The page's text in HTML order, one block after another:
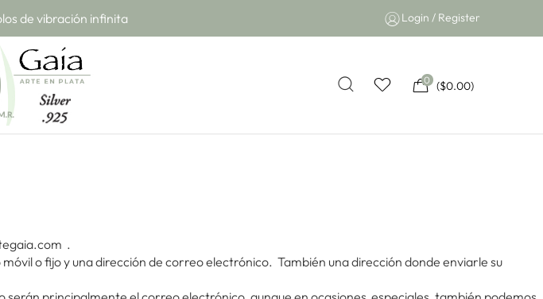
de vibración infinita Login / Register
0 ($0.00)
.
o fijo y una dirección de correo electrónico. También una dirección donde enviarle su